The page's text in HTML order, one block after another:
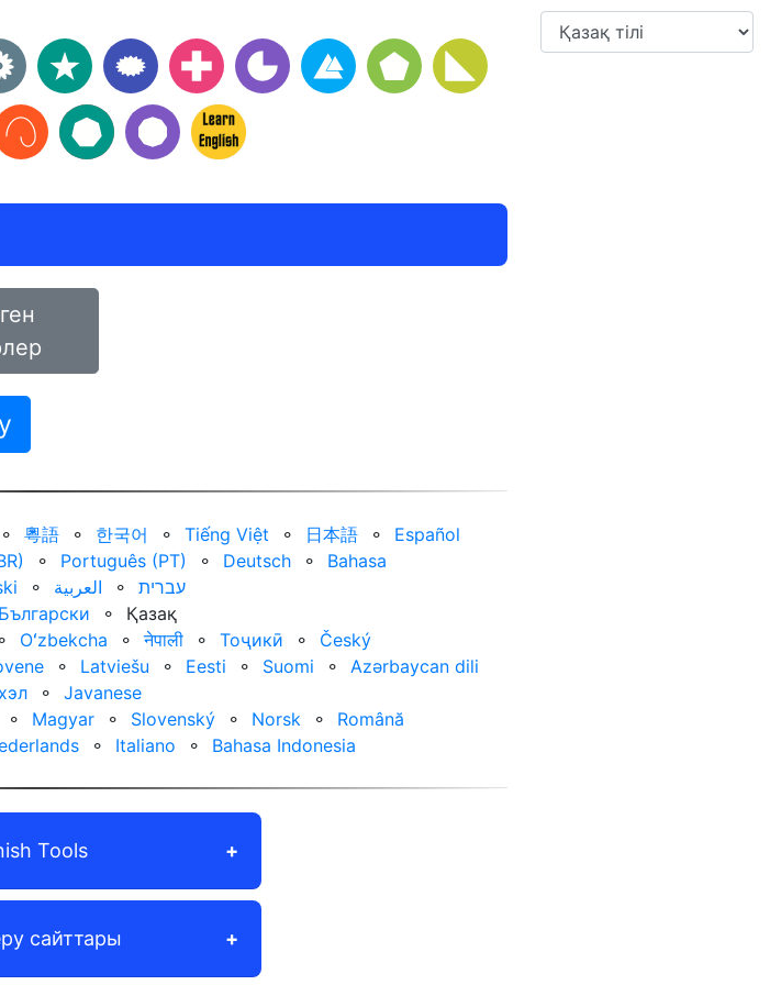
⚬ 粵語 ⚬ 한국어 ⚬ Tiếng Việt ⚬ 日本語 ⚬
Español
⚬ Português (PT) ⚬ Deutsch ⚬
Bahasa
⚬ العربية‏ ⚬
עברית‏
Български ⚬
Қазақ
⚬ Oʻzbekcha ⚬ नेपाली ⚬ Тоҷикӣ ⚬
Český
⚬ Latviešu ⚬ Eesti ⚬ Suomi ⚬
Azərbaycan dili
⚬
Javanese
⚬ Magyar ⚬ Slovenský ⚬ Norsk ⚬
Română
⚬ Italiano ⚬ Bahasa Indonesia
Tools
сайттары